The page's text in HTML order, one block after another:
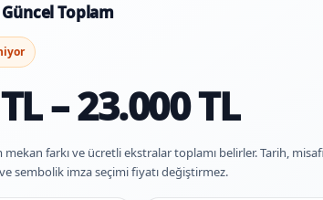
Toplam
– 23.000 TL
farkı ve ücretli ekstralar toplamı belirler. Tarih,
sembolik imza seçimi fiyatı değiştirmez.